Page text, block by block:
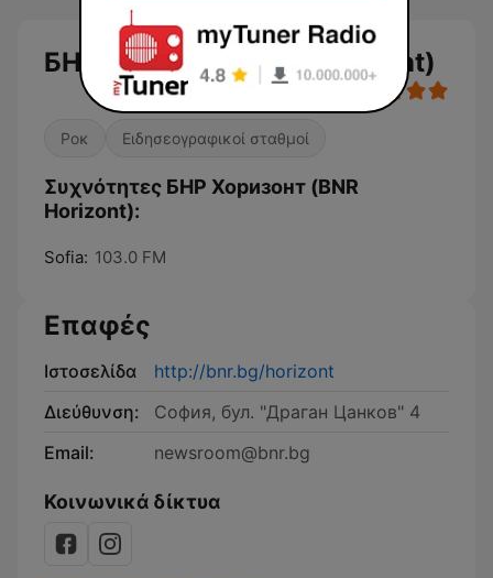
БНР Хоризонт (BNR Horizont)
Ροκ Ειδησεογραφικοί σταθμοί
Συχνότητες БНР Хоризонт (BNR
Horizont):
Sofia: 103.0 FM
Επαφές
Ιστοσελίδα
http://bnr.bg/horizont
Διεύθυνση:
София, бул. "Драган Цанков" 4
Email:
newsroom@bnr.bg
Κοινωνικά δίκτυα